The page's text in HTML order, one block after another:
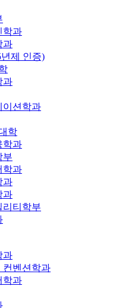
학과
과
제 인증)
과
이션학과
학
학과
부
학과
과
과
리티학부
과
컨벤션학과
학과